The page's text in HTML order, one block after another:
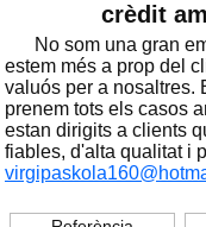
crèdit
No som una gran
estem més a prop del
valuós per a nosaltres.
prenem tots els casos
estan dirigits a clients
fiables, d'alta qualitat i